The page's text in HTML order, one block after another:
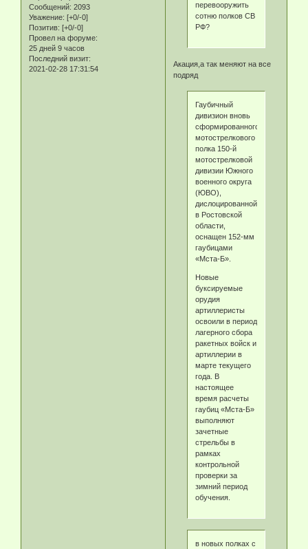
Сообщений: 2093
Уважение: [+0/-0]
Позитив: [+0/-0]
Провел на форуме:
25 дней 9 часов
Последний визит:
2021-02-28 17:31:54
перевооружить
сотню полков СВ
РФ?
Акация,а так меняют на все
подряд
Гаубичный
дивизион вновь
сформированного
мотострелкового
полка 150-й
мотострелковой
дивизии Южного
военного округа
(ЮВО),
дислоцированной
в Ростовской
области,
оснащен 152-мм
гаубицами
«Мста-Б».
Новые
буксируемые
орудия
артиллеристы
освоили в период
лагерного сбора
ракетных войск и
артиллерии в
марте текущего
года. В
настоящее
время расчеты
гаубиц «Мста-Б»
выполняют
зачетные
стрельбы в
рамках
контрольной
проверки за
зимний период
обучения.
в новых полках с